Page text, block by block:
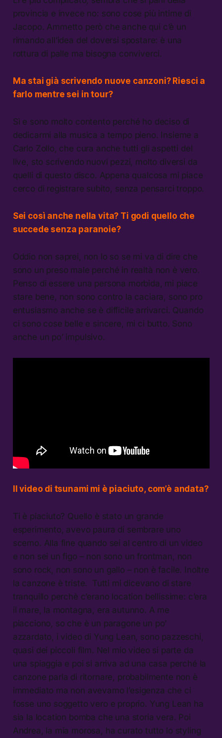
provincia e invece no: sono cose più intime di
Jacopo. Ammetto però che anche qui c’è un
rimando all’idea del doversi spostare: è una
rottura di palle ma bisogna conviverci.
Ma stai già scrivendo nuove canzoni? Riesci a
farlo mentre sei in tour?
Sì e sono molto contento perché ho deciso di
dedicarmi alla musica a tempo pieno. Insieme a
Carlo Zollo, che cura anche tutti gli aspetti del
live, sto scrivendo nuovi pezzi, molto diversi da
quelli di questo disco. Appena qualcosa mi piace
cerco di registrare subito, senza pensarci troppo.
Sei così anche nella vita? Ti godi quello che
succede senza paranoie?
Oddio non saprei, non lo so se mi va di dire che
sono un preso male perché in realtà non è vero.
Penso di essere una persona morbida, mi piace
stare bene, non sono contro la caciara, sono pro
entusiasmo anche se è difficile arrivarci. Quando
ci sono cose belle e sincere, mi ci butto. Sono
anche un po’ impulsivo.
Il video di tsunami mi è piaciuto, com’è andata?
Ti è piaciuto? Quello è stato un grande
esperimento, avevo paura di sembrare uno
scemo. Alla fine quando sei al centro di un video
e non sei un figo – non sono un frontman, non
sono rock, non sono un gallo – non è facile. Inoltre
la canzone è triste. Tutti mi dicevano di stare
tranquillo perchè c’erano location bellissime: c’era
il mare, la montagna, era autunno. A me
piacciono, so che è un paragone un po’
azzardato, i video di Yung Lean, sono pazzeschi,
quasi dei piccoli film. Nel mio video si parte da
una spiaggia e poi si arriva ad una casa perché la
canzone parla di ritornare, probabilmente non è
immediato ma non avevamo l’esigenza che ci
fosse uno soggetto vero e proprio. Yung Lean ha
sia la location bomba che una storia vera. Poi
Andrea, la mia morosa, ha curato tutto lo styling